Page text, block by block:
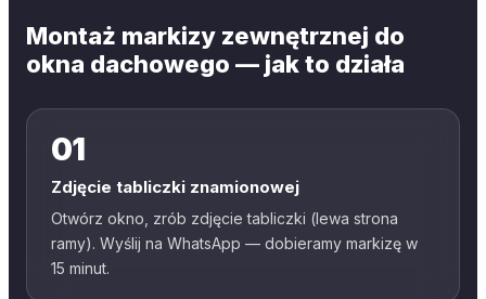
Montaż markizy zewnętrznej do
okna dachowego — jak to działa
01
Zdjęcie tabliczki znamionowej
Otwórz okno, zrób zdjęcie tabliczki (lewa strona
ramy). Wyślij na WhatsApp — dobieramy markizę w
15 minut.